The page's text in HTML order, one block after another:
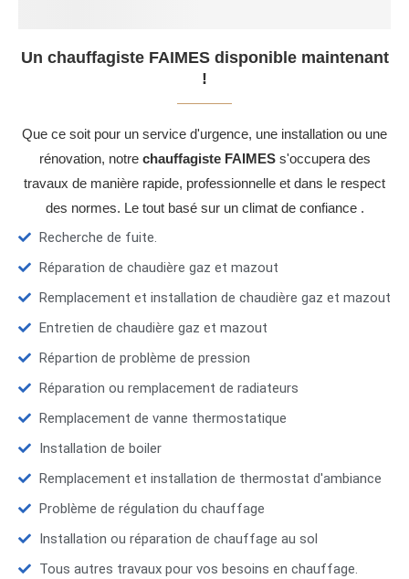
Un chauffagiste FAIMES disponible maintenant
!
Que ce soit pour un service d'urgence, une installation ou une
rénovation, notre chauffagiste FAIMESs'occupera des
travaux de manière rapide, professionnelle et dans le respect
des normes. Le tout basé sur un climat de confiance .
Recherche de fuite.
Réparation de chaudière gaz et mazout
Remplacement et installation de chaudière gaz et mazout
Entretien de chaudière gaz et mazout
Répartion de problème de pression
Réparation ou remplacement de radiateurs
Remplacement de vanne thermostatique
Installation de boiler
Remplacement et installation de thermostat d'ambiance
Problème de régulation du chauffage
Installation ou réparation de chauffage au sol
Tous autres travaux pour vos besoins en chauffage.